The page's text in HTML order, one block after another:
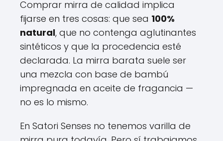
Comprar mirra de calidad implica
fijarse en tres cosas: que sea 100%
natural, que no contenga aglutinantes
sintéticos y que la procedencia esté
declarada. La mirra barata suele ser
una mezcla con base de bambú
impregnada en aceite de fragancia —
no es lo mismo.
En Satori Senses no tenemos varilla de